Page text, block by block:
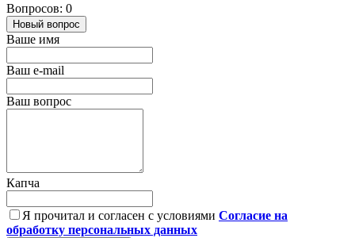
Вопросов: 0
Новый вопрос
Ваше имя
Ваш e-mail
Ваш вопрос
Капча
Я прочитал и согласен с условиями Согласие на
обработку персональных данных